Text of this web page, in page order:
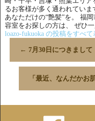
るお客様が多く通われていま
あなただけの“艶髪”を。 福
容室をお探しの方は、 ぜひ
loazo-fukuoka の投稿をすべて
← 7月30日につきまして
「最近、なんだか